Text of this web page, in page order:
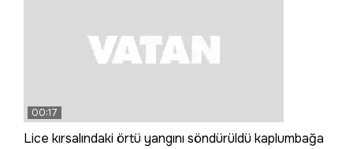
00:17
Lice kırsalındaki örtü yangını söndürüldü kaplumbağa